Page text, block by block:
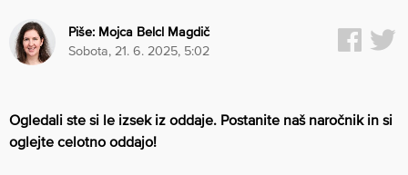
Piše: Mojca Belcl Magdič
sobota, 21. 6. 2025, 5:02
Ogledali ste si le izsek iz oddaje. Postanite naš naročnik in si
oglejte celotno oddajo!